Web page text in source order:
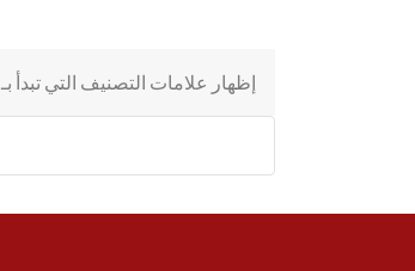
إظهار علامات التصنيف التي تبدأ بـ